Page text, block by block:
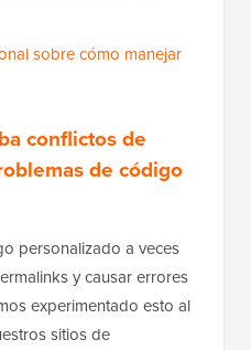
sobre cómo manejar
conflictos de
de código
personalizado a veces
y causar errores
experimentado esto al
sitios de